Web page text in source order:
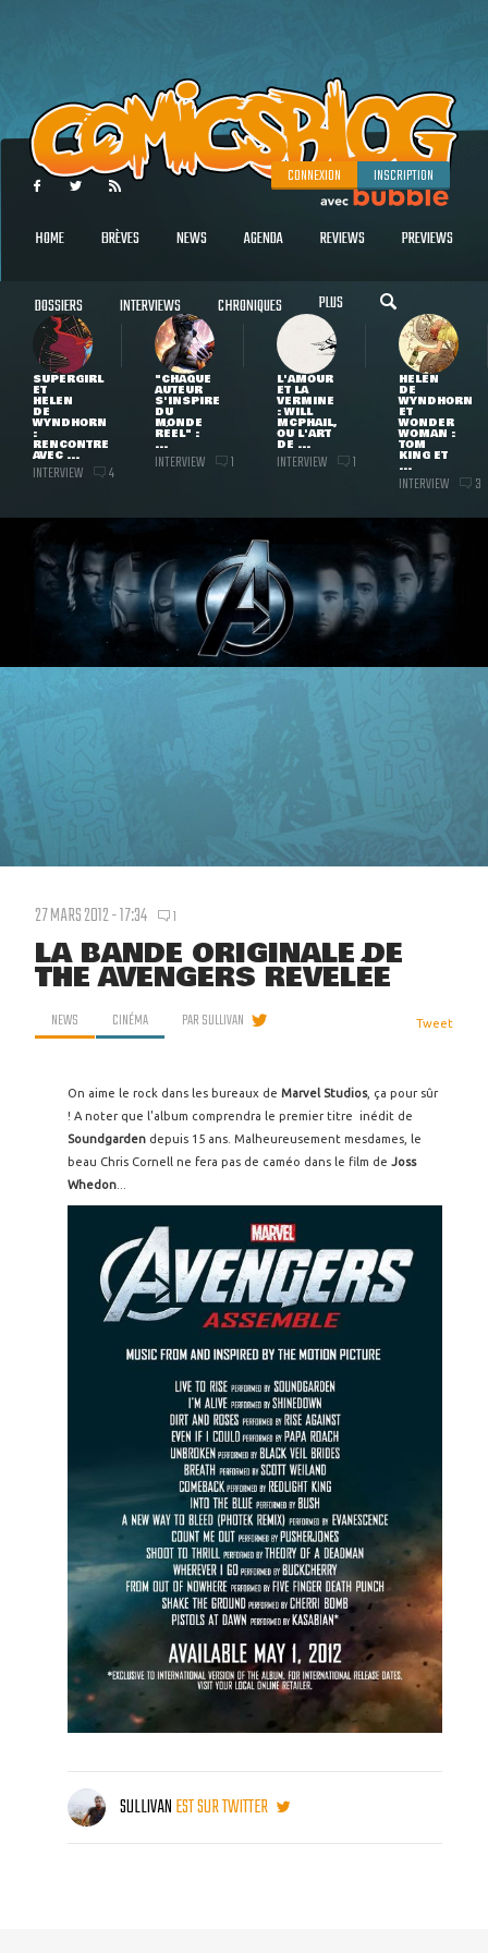
CONNEXION INSCRIPTION
HOME BRÈVES NEWS AGENDA REVIEWS PREVIEWS
DOSSIERS INTERVIEWS CHRONIQUES PLUS
SUPERGIRL
ET
HELEN
DE
WYNDHORN
:
RENCONTRE
AVEC ...
INTERVIEW 4
"CHAQUE
AUTEUR
S'INSPIRE
DU
MONDE
RÉEL" :
...
INTERVIEW 1
L'AMOUR
ET LA
VERMINE
: WILL
MCPHAIL,
OU L'ART
DE ...
INTERVIEW 1
HELEN
DE
WYNDHORN
ET
WONDER
WOMAN :
TOM
KING ET
...
INTERVIEW 3
27 MARS 2012 - 17:34 1
LA BANDE ORIGINALE DE
THE AVENGERS RÉVÉLÉE
NEWS CINÉMA PARSULLIVAN Tweet
On aime le rock dans les bureaux de Marvel Studios, ça pour sûr
! A noter que l'album comprendra le premier titre inédit de
Soundgarden depuis 15 ans. Malheureusement mesdames, le
beau Chris Cornell ne fera pas de caméo dans le film de Joss
Whedon
SULLIVANEST SUR TWITTER